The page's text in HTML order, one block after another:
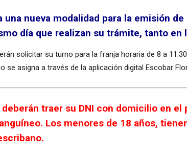
una nueva modalidad para la emisión
día que realizan su trámite, tanto en
solicitar su turno para la franja horaria de 8 a
se asigna a través de la aplicación digital Escobar
traer su DNI con domicilio en
Los menores de 18 años,